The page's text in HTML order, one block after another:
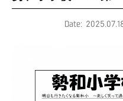
Date: